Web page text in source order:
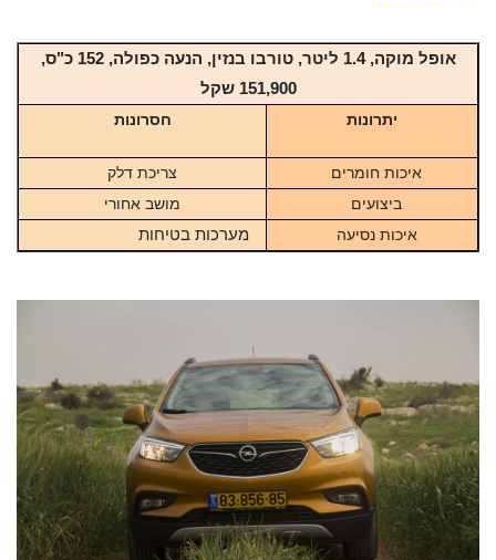
אופל מוקה, 1.4 ליטר, טורבו בנזין, הנעה כפולה, 152 כ"ס,
151,900 שקל
יתרונות
חסרונות
איכות חומרים
צריכת דלק
ביצועים
מושב אחורי
איכות נסיעה
מערכות בטיחות